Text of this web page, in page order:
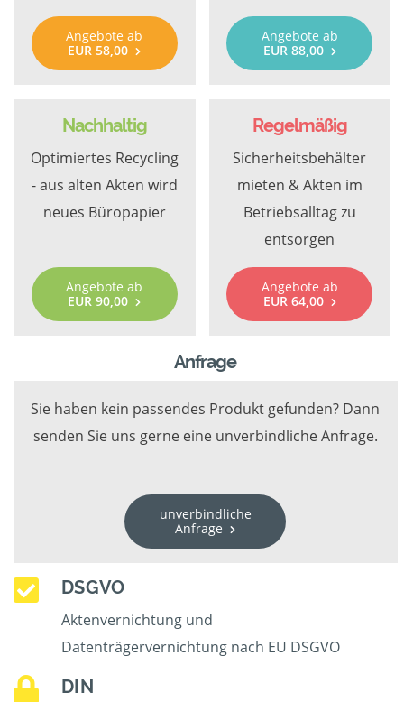
Angebote ab
EUR 58,00
Angebote ab
EUR 88,00
Nachhaltig
Optimiertes Recycling
- aus alten Akten wird
neues Büropapier
Angebote ab
EUR 90,00
Regelmäßig
Sicherheitsbehälter
mieten & Akten im
Betriebsalltag zu
entsorgen
Angebote ab
EUR 64,00
Anfrage
Sie haben kein passendes Produkt gefunden? Dann
senden Sie uns gerne eine unverbindliche Anfrage.
unverbindliche
Anfrage
DSGVO
Aktenvernichtung und
Datenträgervernichtung nach EU DSGVO
DIN